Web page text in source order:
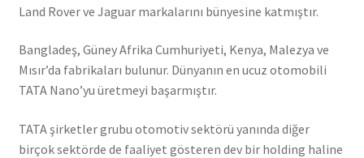
Land Rover ve Jaguar markalarını bünyesine katmıştır.
Bangladeş, Güney Afrika Cumhuriyeti, Kenya, Malezya ve
Mısır’da fabrikaları bulunur. Dünyanın en ucuz otomobili
TATA Nano’yu üretmeyi başarmıştır.
TATA şirketler grubu otomotiv sektörü yanında diğer
birçok sektörde de faaliyet gösteren dev bir holding haline